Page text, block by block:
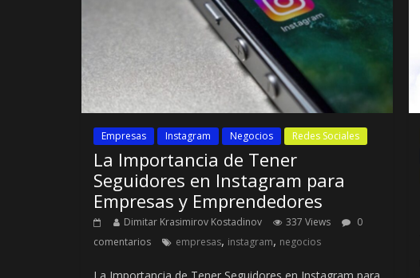
Empresas Instagram Negocios Redes Sociales
La Importancia de Tener
Seguidores en Instagram para
Empresas y Emprendedores
Dimitar Krasimirov Kostadinov 337 Views
0
comentarios
empresas, instagram, negocios